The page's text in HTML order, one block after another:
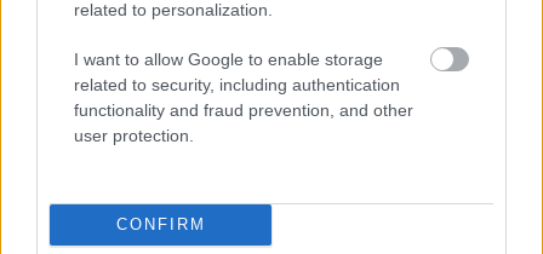
related to personalization.
I want to allow Google to enable storage
related to security, including authentication
functionality and fraud prevention, and other
user protection.
CONFIRM